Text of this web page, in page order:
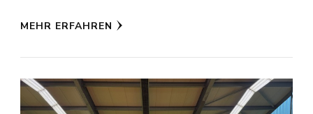
MEHR ERFAHREN